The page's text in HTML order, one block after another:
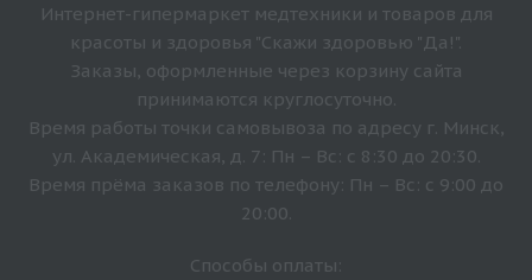
Интернет-гипермаркет медтехники и товаров для
красоты и здоровья "Скажи здоровью "Да!".
Заказы, оформленные через корзину сайта
принимаются круглосуточно.
Время работы точки самовывоза по адресу г. Минск,
ул. Академическая, д. 7: Пн – Вс: с 8:30 до 20:30.
Время прёма заказов по телефону: Пн – Вс: с 9:00 до
20:00.
Способы оплаты: